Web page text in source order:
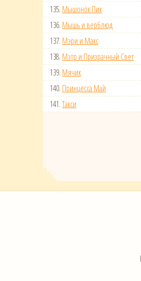
135. Мышонок Пик
136. Мышь и верблюд
137. Мэри и Макс
138. Мэтр и Призрачный Свет
139. Мячик
140. Принцесса Май
141.Такси